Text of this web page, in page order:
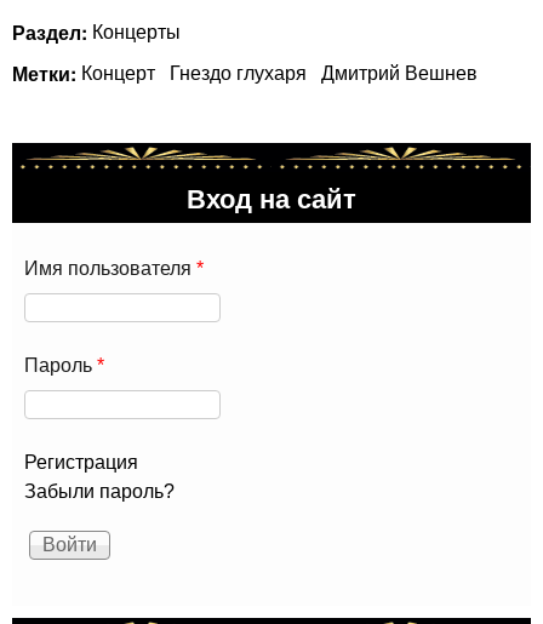
Раздел: Концерты
Метки: Концерт Гнездо глухаря Дмитрий Вешнев
Вход на сайт
Имя пользователя *
Пароль *
Регистрация
Забыли пароль?